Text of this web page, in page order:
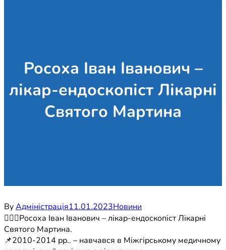
Росоха Іван Іванович –
лікар-ендоскопіст Лікарні
Святого Мартина
ByАдміністрація11.01.2023Новини
🧑🏻‍⚕️Росоха Іван Іванович – лікар-ендоскопіст Лікарні
Святого Мартина.
📌2010-2014 рр.. – навчався в Міжгірському медичному